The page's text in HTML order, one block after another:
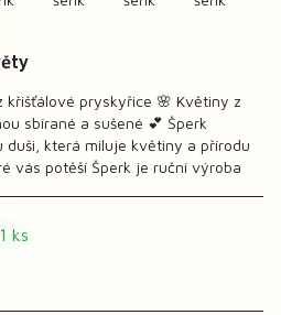
křišťálové pryskyřice 🌸 Květiny z
sbírané a sušené 💕 Šperk
duši, která miluje květiny a přírodu
vás potěší Šperk je ruční výroba
ks